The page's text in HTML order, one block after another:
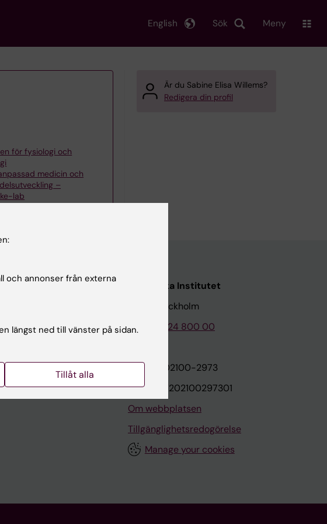
Sök
English Meny
för fysiologi och
medicin och
–
lab
Är du Sabine Elisa Willems?
Redigera din profil
KI
och utbildning
Innovation
Karolinska Institutet
171 77 Stockholm
Tel: 08-524 800 00
Org.nr: 202100-2973
VAT.nr: SE202100297301
Om webbplatsen
Tillgänglighetsredogörelse
Manage your cookies
och annonser från externa
längst ned till vänster på sidan.
Tillåt alla